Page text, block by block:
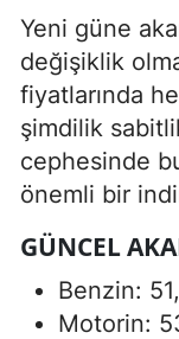
Yeni güne
değişiklik
fiyatlarında
şimdilik
cephesinde
önemli bir
GÜNCEL
Benzin:
Motorin: